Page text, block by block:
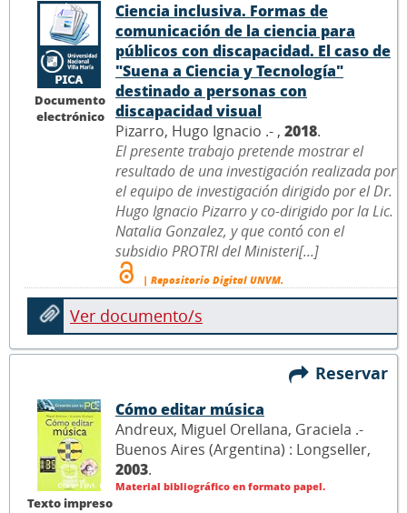
Documento
electrónico
Ciencia inclusiva. Formas de
comunicación de la ciencia para
públicos con discapacidad. El caso de
"Suena a Ciencia y Tecnología"
destinado a personas con
discapacidad visual
Pizarro, Hugo Ignacio .- , 2018.
El presente trabajo pretende mostrar el
resultado de una investigación realizada por
el equipo de investigación dirigido por el Dr.
Hugo Ignacio Pizarro y co-dirigido por la Lic.
Natalia Gonzalez, y que contó con el
subsidio PROTRI del Ministeri[...]
| Repositorio Digital UNVM.
Ver documento/s
Reservar
Texto impreso
Cómo editar música
Andreux, Miguel Orellana, Graciela .-
Buenos Aires (Argentina) : Longseller,
2003.
Material bibliográfico en formato papel.